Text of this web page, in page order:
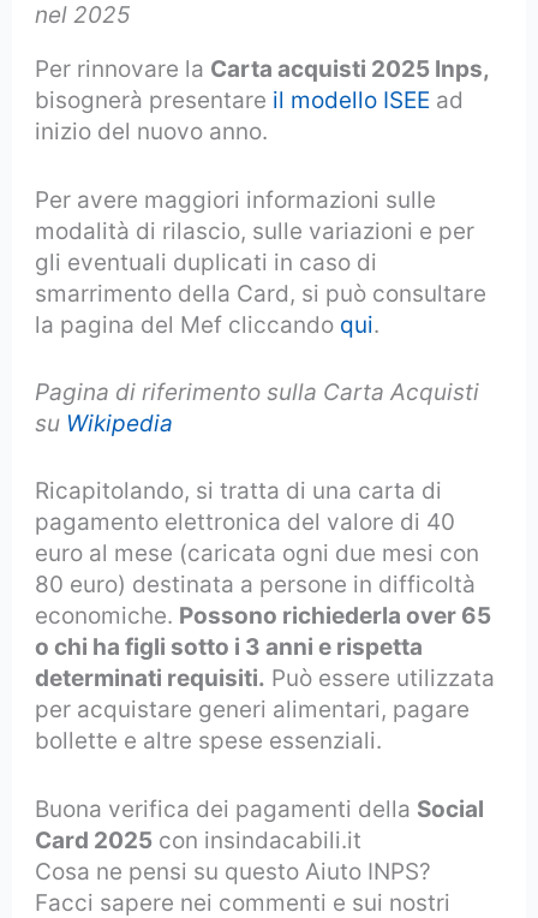
nel 2025
Per rinnovare la Carta acquisti 2025 Inps,
bisognerà presentare il modello ISEE ad
inizio del nuovo anno.
Per avere maggiori informazioni sulle
modalità di rilascio, sulle variazioni e per
gli eventuali duplicati in caso di
smarrimento della Card, si può consultare
la pagina del Mef cliccando qui.
Pagina di riferimento sulla Carta Acquisti
su Wikipedia
Ricapitolando, si tratta di una carta di
pagamento elettronica del valore di 40
euro al mese (caricata ogni due mesi con
80 euro) destinata a persone in difficoltà
economiche. Possono richiederla over 65
o chi ha figli sotto i 3 anni e rispetta
determinati requisiti. Può essere utilizzata
per acquistare generi alimentari, pagare
bollette e altre spese essenziali.
Buona verifica dei pagamenti della Social
Card 2025 con insindacabili.it
Cosa ne pensi su questo Aiuto INPS?
Facci sapere nei commenti e sui nostri